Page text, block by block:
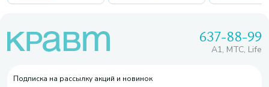
637-88-99
A1, МТС, Life
Подписка на рассылку акций и новинок